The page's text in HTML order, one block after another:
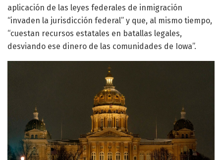
aplicación de las leyes federales de inmigración
“invaden la jurisdicción federal” y que, al mismo tiempo,
“cuestan recursos estatales en batallas legales,
desviando ese dinero de las comunidades de Iowa”.